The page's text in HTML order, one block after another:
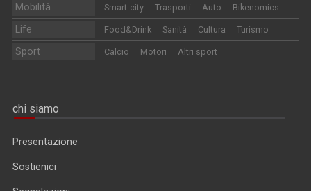
Mobilità Smart-city Trasporti Auto Bikenomics
Life Food&Drink Sanità Cultura Turismo
Sport Calcio Motori Altri sport
chi siamo
Presentazione
Sostienici